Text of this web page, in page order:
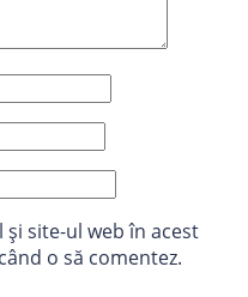
și site-ul web în acest
o să comentez.